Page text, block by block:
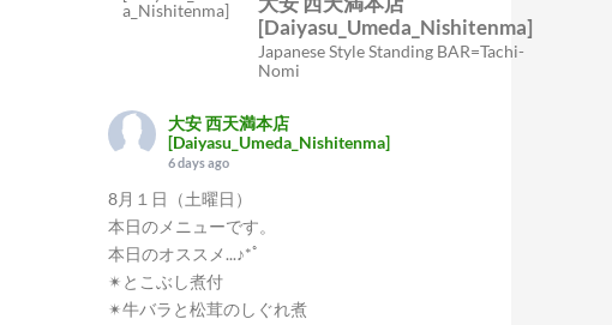
[Daiyasu_Umeda_Nishitenma]
Japanese Style Standing BAR=Tachi-
Nomi
大安 西天満本店
[Daiyasu_Umeda_Nishitenma]
6 days ago
8月１日（土曜日）
本日のメニューです。
本日のオススメ...♪*ﾟ
✴︎とこぶし煮付
✴︎牛バラと松茸のしぐれ煮